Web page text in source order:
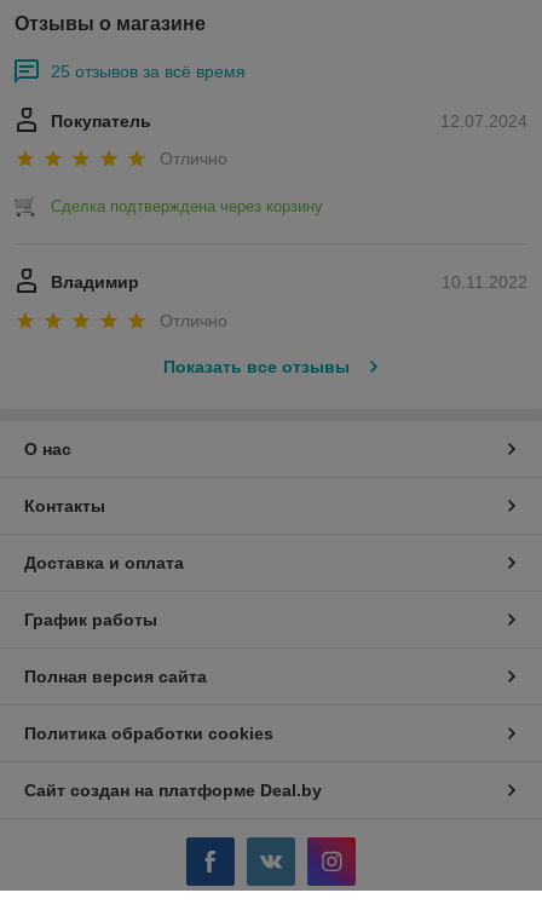
Отзывы о магазине
25 отзывов за всё время
12.07.2024
Покупатель
Отлично
Сделка подтверждена через корзину
10.11.2022
Владимир
Отлично
Показать все отзывы
О нас
Контакты
Доставка и оплата
График работы
Полная версия сайта
Политика обработки cookies
Сайт создан на платформе Deal.by